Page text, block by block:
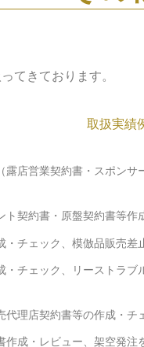
てきております。
取扱実績
露店営業契約書・スポン
契約書・原盤契約書等作
・チェック、模倣品販売差
・チェック、リーストラ
理店契約書等の作成・チ
作成・レビュー、架空発